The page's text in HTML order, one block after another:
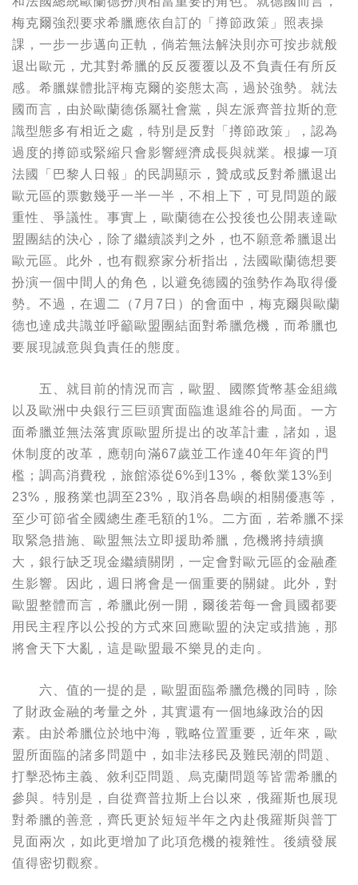
梅克爾強烈要求希臘應依自訂的「撙節政策」照表操
課，一步一步邁向正軌，倘若無法解決則亦可按步就般
退出歐元，尤其對希臘的反反覆覆以及不負責任有所反
感。希臘媒體批評梅克爾的姿態太高，過於強勢。就法
國而言，由於歐蘭德係屬社會黨，與左派齊普拉斯的意
識型態多有相近之處，特別是反對「撙節政策」，認為
過度的撙節或緊縮只會影響經濟成長與就業。根據一項
法國「巴黎人日報」的民調顯示，贊成或反對希臘退出
歐元區的票數幾乎一半一半，不相上下，可見問題的嚴
重性、爭議性。事實上，歐蘭德在公投後也公開表達歐
盟團結的決心，除了繼續談判之外，也不願意希臘退出
歐元區。此外，也有觀察家分析指出，法國歐蘭德想要
扮演一個中間人的角色，以避免德國的強勢作為取得優
勢。不過，在週二（7月7日）的會面中，梅克爾與歐蘭
德也達成共識並呼籲歐盟團結面對希臘危機，而希臘也
要展現誠意與負責任的態度。
五、就目前的情況而言，歐盟、國際貨幣基金組織
以及歐洲中央銀行三巨頭實面臨進退維谷的局面。一方
面希臘並無法落實原歐盟所提出的改革計畫，諸如，退
休制度的改革，應朝向滿67歲並工作達40年年資的門
檻；調高消費稅，旅館添從6%到13%，餐飲業13%到
23%，服務業也調至23%，取消各島嶼的相關優惠等，
至少可節省全國總生產毛額的1%。二方面，若希臘不採
取緊急措施、歐盟無法立即援助希臘，危機將持續擴
大，銀行缺乏現金繼續關閉，一定會對歐元區的金融產
生影響。因此，週日將會是一個重要的關鍵。此外，對
歐盟整體而言，希臘此例一開，爾後若每一會員國都要
用民主程序以公投的方式來回應歐盟的決定或措施，那
將會天下大亂，這是歐盟最不樂見的走向。
六、值的一提的是，歐盟面臨希臘危機的同時，除
了財政金融的考量之外，其實還有一個地緣政治的因
素。由於希臘位於地中海，戰略位置重要，近年來，歐
盟所面臨的諸多問題中，如非法移民及難民潮的問題、
打擊恐怖主義、敘利亞問題、烏克蘭問題等皆需希臘的
參與。特別是，自從齊普拉斯上台以來，俄羅斯也展現
對希臘的善意，齊氏更於短短半年之內赴俄羅斯與普丁
見面兩次，如此更增加了此項危機的複雜性。後續發展
值得密切觀察。